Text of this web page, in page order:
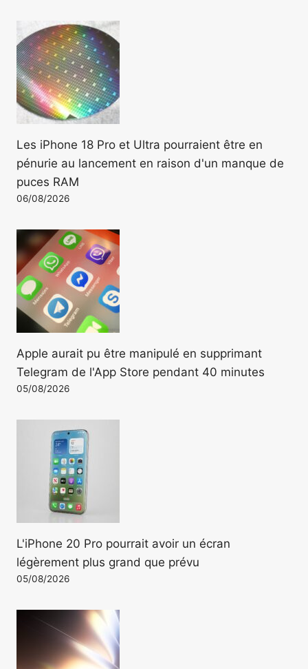
Les iPhone 18 Pro et Ultra pourraient être en
pénurie au lancement en raison d'un manque de
puces RAM
06/08/2026
Apple aurait pu être manipulé en supprimant
Telegram de l'App Store pendant 40 minutes
05/08/2026
L'iPhone 20 Pro pourrait avoir un écran
légèrement plus grand que prévu
05/08/2026